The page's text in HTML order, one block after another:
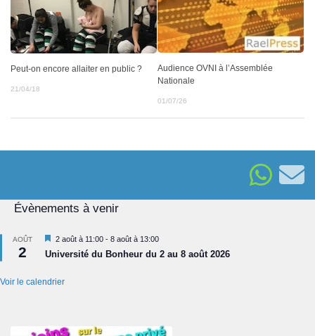
Peut-on encore allaiter en public ?
21/04/18
Audience OVNI à l’Assemblée
Nationale
01/07/26
Évènements à venir
AOÛT
2
Mis
en
avant
2 août à 11:00 - 8 août à 13:00
Université du Bonheur du 2 au 8 août 2026
Voir le calendrier